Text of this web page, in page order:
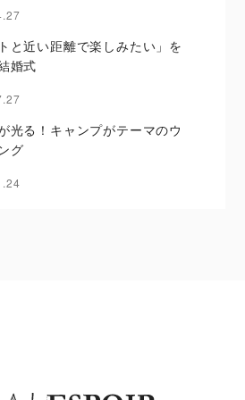
と近い距離で楽しみたい」を
婚式
光る！キャンプがテーマのウ
グ